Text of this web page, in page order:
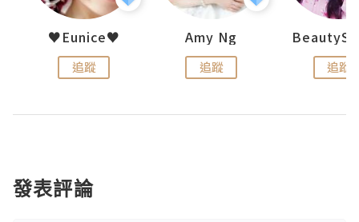
♥Eunice♥
追蹤
Amy Ng
追蹤 追蹤
發表評論